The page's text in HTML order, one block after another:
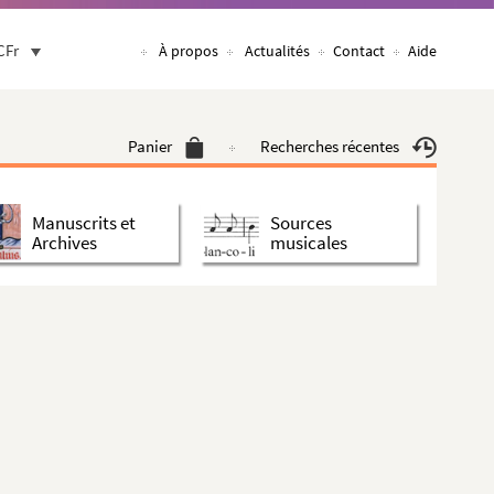
À propos Actualités Contact Aide
Panier Recherches récentes
Manuscrits et
Archives
Sources
musicales